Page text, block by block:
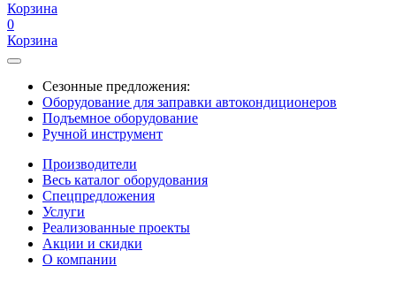
Корзина
0
Корзина
Сезонные предложения:
Оборудование для заправки автокондиционеров
Подъемное оборудование
Ручной инструмент
Производители
Весь каталог оборудования
Спецпредложения
Услуги
Реализованные проекты
Акции и скидки
О компании